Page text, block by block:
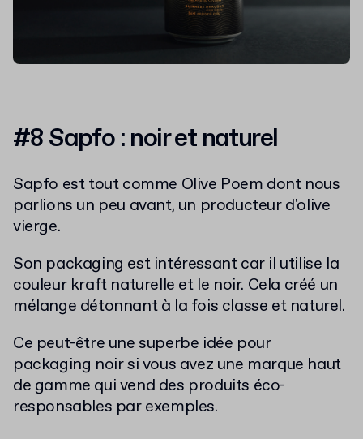
#8 Sapfo : noir et naturel
Sapfo est tout comme Olive Poem dont nous
parlions un peu avant, un producteur d'olive
vierge.
Son packaging est intéressant car il utilise la
couleur kraft naturelle et le noir. Cela créé un
mélange détonnant à la fois classe et naturel.
Ce peut-être une superbe idée pour
packaging noir si vous avez une marque haut
de gamme qui vend des produits éco-
responsables par exemples.